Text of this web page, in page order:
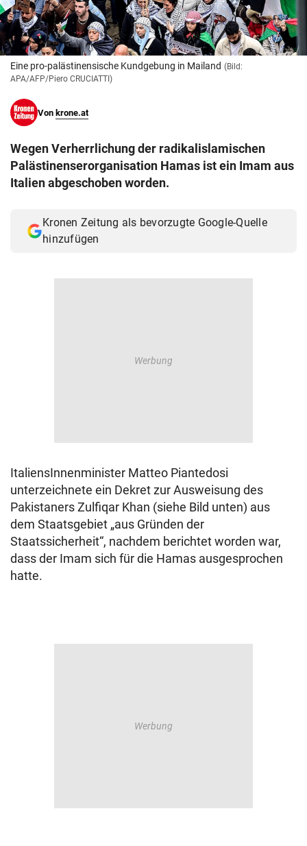
© Krone Multimedia GmbH & Co KG 2026
Muthgasse 2, 1190 Wien
Eine pro-palästinensische Kundgebung in Mailand (Bild:
APA/AFP/Piero CRUCIATTI)
Von krone.at
Wegen Verherrlichung der radikalislamischen
Palästinenserorganisation Hamas ist ein Imam aus
Italien abgeschoben worden.
Kronen Zeitung als bevorzugte Google-Quelle
hinzufügen
ItaliensInnenminister Matteo Piantedosi
unterzeichnete ein Dekret zur Ausweisung des
Pakistaners Zulfiqar Khan (siehe Bild unten) aus
dem Staatsgebiet „aus Gründen der
Staatssicherheit“, nachdem berichtet worden war,
dass der Imam sich für die Hamas ausgesprochen
hatte.